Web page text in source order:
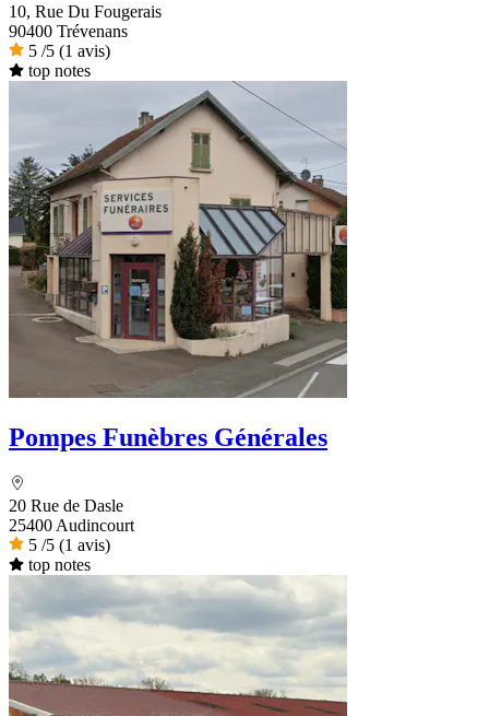
10, Rue Du Fougerais
90400 Trévenans
5 /5 (1 avis)
top notes
Pompes Funèbres Générales
20 Rue de Dasle
25400 Audincourt
5 /5 (1 avis)
top notes